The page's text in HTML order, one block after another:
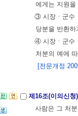
에게는 지원
③ 시장ㆍ군수
당분을 반환
④ 시장ㆍ군수
처분의 예에
[전문개정
제16조(이의신
사람은 그 처